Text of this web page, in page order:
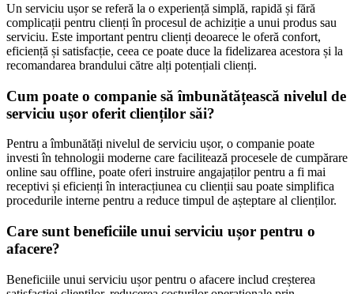
Un serviciu ușor se referă la o experiență simplă, rapidă și fără
complicații pentru clienți în procesul de achiziție a unui produs sau
serviciu. Este important pentru clienți deoarece le oferă confort,
eficiență și satisfacție, ceea ce poate duce la fidelizarea acestora și la
recomandarea brandului către alți potențiali clienți.
Cum poate o companie să îmbunătățească nivelul de
serviciu ușor oferit clienților săi?
Pentru a îmbunătăți nivelul de serviciu ușor, o companie poate
investi în tehnologii moderne care facilitează procesele de cumpărare
online sau offline, poate oferi instruire angajaților pentru a fi mai
receptivi și eficienți în interacțiunea cu clienții sau poate simplifica
procedurile interne pentru a reduce timpul de așteptare al clienților.
Care sunt beneficiile unui serviciu ușor pentru o
afacere?
Beneficiile unui serviciu ușor pentru o afacere includ creșterea